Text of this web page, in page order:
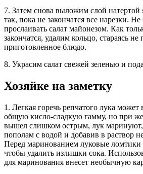
7. Затем снова выложим слой
так, пока не закончатся все нарезки.
прослаивать салат майонезом. Как
закончатся, удалим кольцо, стараясь не
приготовленное блюдо.
8. Украсим салат свежей зеленью и
Хозяйке на заметку
1. Легкая горечь репчатого лука может
общую кисло-сладкую гамму, но при
вышел слишком острым, лук маринуют,
пополам с водой и добавив в раствор
Перед маринованием луковые
чтобы удалить излишки сока.
для маринования внесет необычную